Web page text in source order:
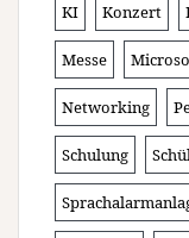
KI Konzert
Messe
Networking
Schulung